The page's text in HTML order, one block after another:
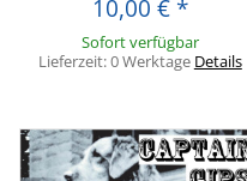
10,00 € *
Sofort verfügbar
Lieferzeit:0 Werktage Details